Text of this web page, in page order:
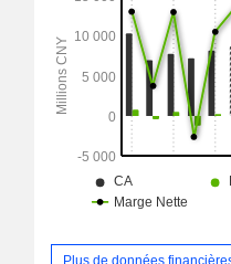
supervision de la sécurité
activités IoT intelligentes
gamme de produits IoT
gamme de produits de
intelligent, ainsi que des
de contrôle.
Plus de données